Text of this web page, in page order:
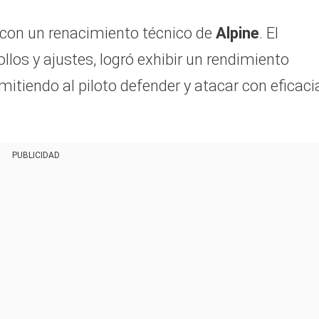
un renacimiento técnico de Alpine. El
y ajustes, logró exhibir un rendimiento
al piloto defender y atacar con
PUBLICIDAD